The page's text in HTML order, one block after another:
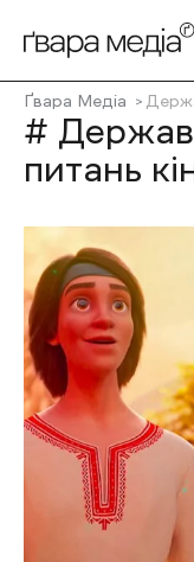
Ґвара Медіа
#
питань